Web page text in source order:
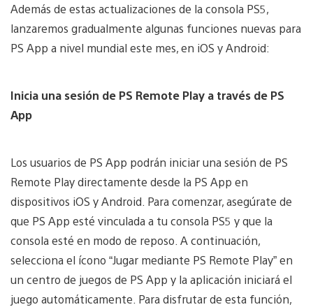
Además de estas actualizaciones de la consola PS5,
lanzaremos gradualmente algunas funciones nuevas para
PS App a nivel mundial este mes, en iOS y Android:
Inicia una sesión de PS Remote Play a través de PS
App
Los usuarios de PS App podrán iniciar una sesión de PS
Remote Play directamente desde la PS App en
dispositivos iOS y Android. Para comenzar, asegúrate de
que PS App esté vinculada a tu consola PS5 y que la
consola esté en modo de reposo. A continuación,
selecciona el ícono “Jugar mediante PS Remote Play” en
un centro de juegos de PS App y la aplicación iniciará el
juego automáticamente. Para disfrutar de esta función,